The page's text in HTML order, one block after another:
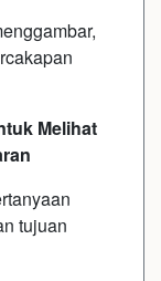
Melihat
tujuan